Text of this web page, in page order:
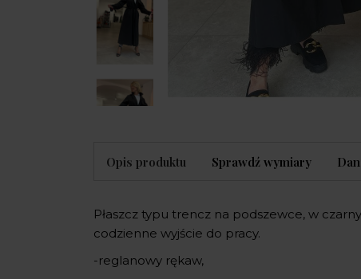
Opis produktu Sprawdź wymiary
Płaszcz typu trencz na podszewce, w
codzienne wyjście do pracy.
-reglanowy rękaw,